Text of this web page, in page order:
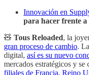
Innovación en
para hacer frente a
🧸 Tous Reloaded, la
gran proceso de cambio.
digital, así es su nuevo
mercados estratégicos y se
filiales de Francia, Reino